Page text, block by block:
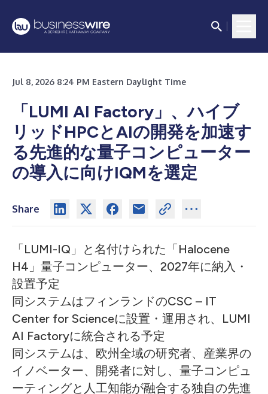
Jul 8, 2026 8:24 PM Eastern Daylight Time
「LUMI AI Factory」、ハイブ
リッドHPCとAIの開発を加速す
る先進的な量子コンピューター
の導入に向けIQMを選定
Share
「LUMI-IQ」と名付けられた「Halocene
H4」量子コンピューター、2027年に納入・
設置予定
同システムはフィンランドのCSC – IT
Center for Scienceに設置・運用され、LUMI
AI Factoryに統合される予定
同システムは、欧州全域の研究者、産業界の
イノベーター、開発者に対し、量子コンピュ
ーティングと人工知能が融合する独自の先進